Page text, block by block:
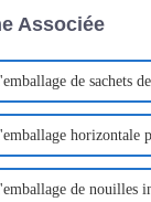
Associée
de sachets
horizontale
de nouilles